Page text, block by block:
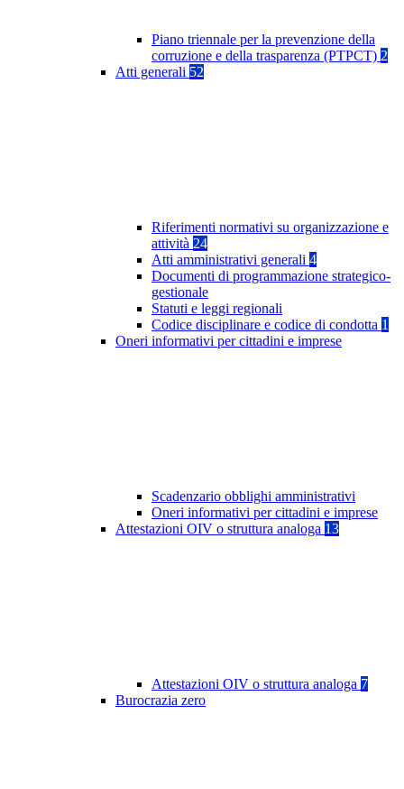
Piano triennale per la prevenzione della
corruzione e della trasparenza (PTPCT) 2
Atti generali 52
Riferimenti normativi su organizzazione e
attività 24
Atti amministrativi generali 4
Documenti di programmazione strategico-
gestionale
Statuti e leggi regionali
Codice disciplinare e codice di condotta 1
Oneri informativi per cittadini e imprese
Scadenzario obblighi amministrativi
Oneri informativi per cittadini e imprese
Attestazioni OIV o struttura analoga 13
Attestazioni OIV o struttura analoga 7
Burocrazia zero